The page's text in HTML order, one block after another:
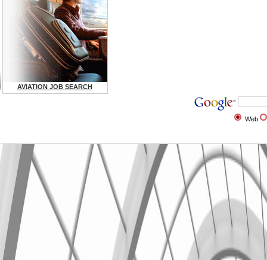
AVIATION JOB SEARCH
Web